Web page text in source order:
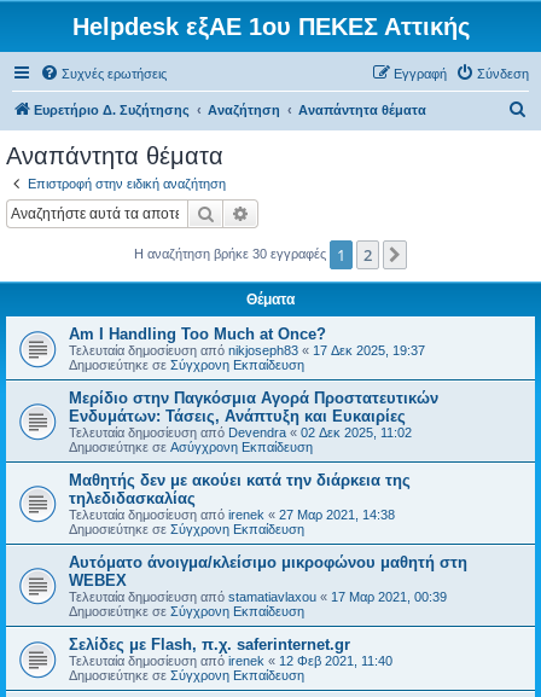
Helpdesk εξΑΕ 1ου ΠΕΚΕΣ Αττικής
Συχνές ερωτήσεις Σύνδεση
Εγγραφή
Ευρετήριο Δ. Συζήτησης Αναζήτηση Αναπάντητα θέματα
η
Αναπάντητα θέματα
Επιστροφή στην ειδική αναζήτηση
Αναζήτηση
Η αναζήτηση βρήκε 30 εγγραφές 1 2
Θέματα
Am I Handling Too Much at Once?
Τελευταία δημοσίευση από nikjoseph83 « 17 Δεκ 2025, 19:37
Δημοσιεύτηκε σε Σύγχρονη Εκπαίδευση
Μερίδιο στην Παγκόσμια Αγορά Προστατευτικών
Ενδυμάτων: Τάσεις, Ανάπτυξη και Ευκαιρίες
Τελευταία δημοσίευση από Devendra « 02 Δεκ 2025, 11:02
Δημοσιεύτηκε σε Ασύγχρονη Εκπαίδευση
Μαθητής δεν με ακούει κατά την διάρκεια της
τηλεδιδασκαλίας
Τελευταία δημοσίευση από irenek « 27 Μαρ 2021, 14:38
Δημοσιεύτηκε σε Σύγχρονη Εκπαίδευση
Αυτόματο άνοιγμα/κλείσιμο μικροφώνου μαθητή στη
WEBEX
Τελευταία δημοσίευση από stamatiavlaxou « 17 Μαρ 2021, 00:39
Δημοσιεύτηκε σε Σύγχρονη Εκπαίδευση
Σελίδες με Flash, π.χ. saferinternet.gr
Τελευταία δημοσίευση από irenek « 12 Φεβ 2021, 11:40
Δημοσιεύτηκε σε Σύγχρονη Εκπαίδευση